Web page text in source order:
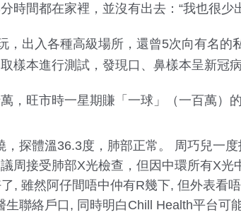
間都在家裡，並沒有出去：“我也很少
出入各種高級場所，還曾5次向有名的
樣本進行測試，發現口、鼻樣本呈新冠
，旺市時一星期賺「一球」（一百萬）
探體溫36.3度，肺部正常。 周巧兒一
周接受肺部X光檢查，但因中環所有X光
, 雖然阿仔間唔中仲有R幾下, 但外表看
聯絡戶口, 同時明白Chill Health平台可